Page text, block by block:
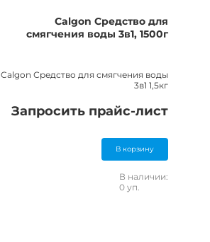
Calgon Средство для
смягчения воды 3в1, 1500г
Calgon Средство для смягчения воды
3в1 1,5кг
Запросить прайс-лист
В корзину
В наличии:
0 уп.